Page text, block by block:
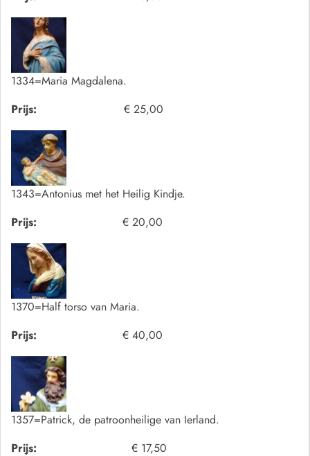
1334=Maria Magdalena.
Prijs:
€ 25,00
1343=Antonius met het Heilig Kindje.
Prijs:
€ 20,00
1370=Half torso van Maria.
Prijs:
€ 40,00
1357=Patrick, de patroonheilige van Ierland.
Prijs:
€ 17,50